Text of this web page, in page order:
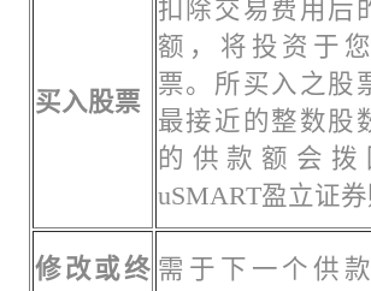
买入股票
扣除交易费用后
额，将投资于
票。所买入之股
最接近的整数股
的供款额会拨
uSMART盈立证券
修改或终 需于下一个供